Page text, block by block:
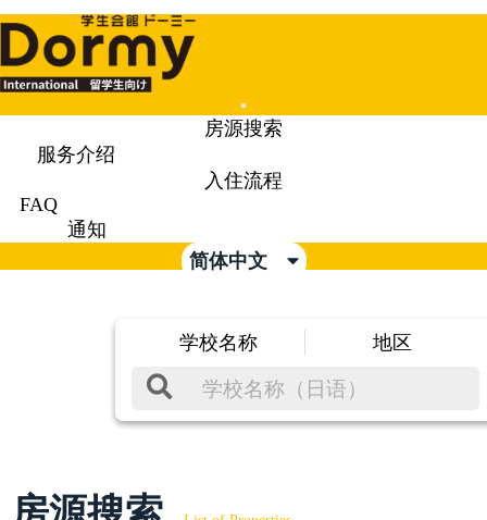
Mobile
Menu
房源搜索
服务介绍
入住流程
FAQ
通知
简体中文
学校名称 地区